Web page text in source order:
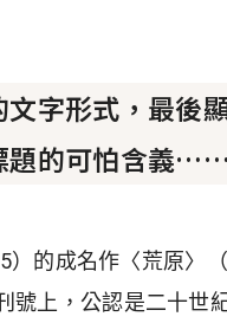
字形式，最後
題的可怕含義……
的成名作〈荒原〉
上，公認是二十世